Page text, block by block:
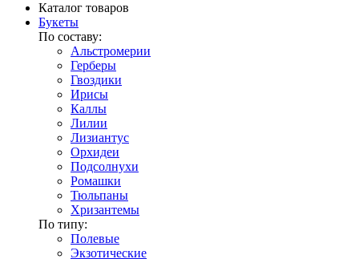
Каталог товаров
Букеты
По составу:
Альстромерии
Герберы
Гвоздики
Ирисы
Каллы
Лилии
Лизиантус
Орхидеи
Подсолнухи
Ромашки
Тюльпаны
Хризантемы
По типу:
Полевые
Экзотические